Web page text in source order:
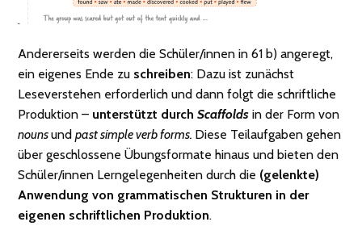
Andererseits werden die Schüler/innen in 61 b) angeregt,
ein eigenes Ende zu schreiben: Dazu ist zunächst
Leseverstehen erforderlich und dann folgt die schriftliche
Produktion – unterstützt durchScaffolds in der Form von
nounsundpast simple verb forms. Diese Teilaufgaben gehen
über geschlossene Übungsformate hinaus und bieten den
Schüler/innen Lerngelegenheiten durch die (gelenkte)
Anwendung von grammatischen Strukturen in der
eigenen schriftlichen Produktion.